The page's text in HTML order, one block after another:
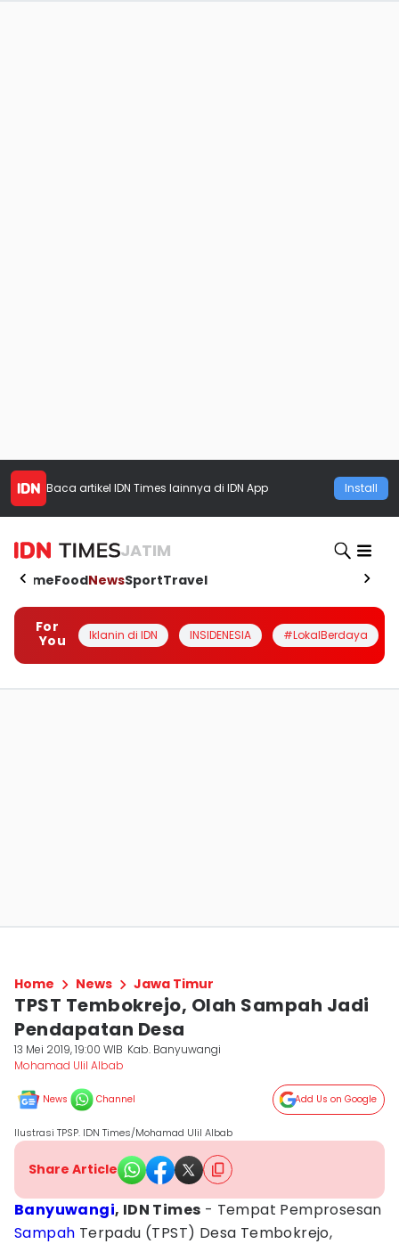
Baca artikel IDN Times lainnya di IDN App Install
JATIM
HomeFoodNewsSportTravel
For
You
Iklanin di IDN INSIDENESIA #LokalBerdaya
Home News Jawa Timur
TPST Tembokrejo, Olah Sampah Jadi
Pendapatan Desa
13 Mei 2019, 19:00 WIB Kab. Banyuwangi
Mohamad Ulil Albab
News Channel Add Us on Google
Ilustrasi TPSP. IDN Times/Mohamad Ulil Albab
Share Article
Banyuwangi, IDN Times - Tempat Pemprosesan
Sampah Terpadu (TPST) Desa Tembokrejo,